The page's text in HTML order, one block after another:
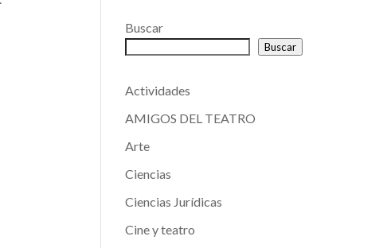
Buscar
Buscar
Actividades
AMIGOS DEL TEATRO
Arte
Ciencias
Ciencias Jurídicas
Cine y teatro